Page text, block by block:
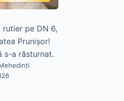
rutier pe DN 6,
Prunișor!
s-a răsturnat.